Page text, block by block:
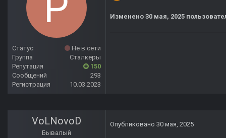
Статус
Не в сети
Группа
Сталкеры
Репутация
150
Сообщений
293
Регистрация
10.03.2023
Изменено 30 мая, 2025
VoLNovoD
Бывалый
Опубликовано 30 мая, 2025